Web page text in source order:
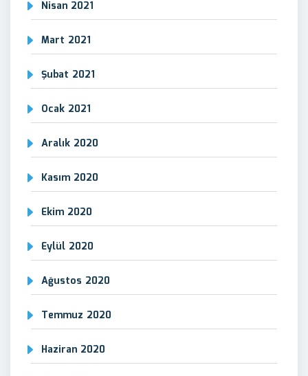
Nisan 2021
Mart 2021
Şubat 2021
Ocak 2021
Aralık 2020
Kasım 2020
Ekim 2020
Eylül 2020
Ağustos 2020
Temmuz 2020
Haziran 2020